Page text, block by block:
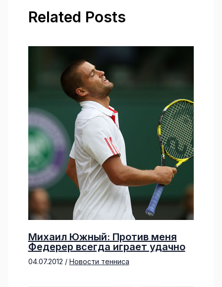
Related Posts
Михаил Южный: Против меня
Федерер всегда играет удачно
04.07.2012 / Новости тенниса